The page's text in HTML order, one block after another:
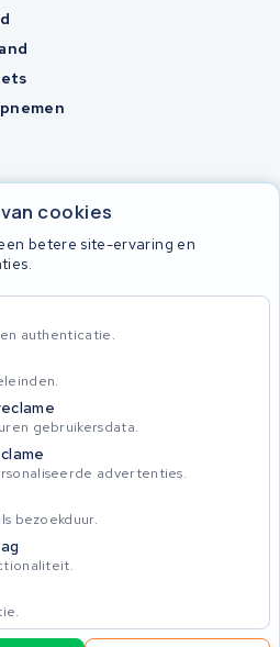
cookies
betere site-ervaring en
authenticatie.
gebruikersdata.
advertenties.
bezoekduur.
Policy